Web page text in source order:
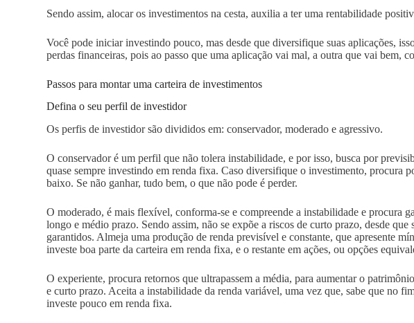
Sendo assim, alocar os investimentos na cesta, auxilia a ter uma rentabilidade
Você pode iniciar investindo pouco, mas desde que diversifique suas aplicações,
perdas financeiras, pois ao passo que uma aplicação vai mal, a outra que vai bem,
Passos para montar uma carteira de investimentos
Defina o seu perfil de investidor
Os perfis de investidor são divididos em: conservador, moderado e agressivo.
O conservador é um perfil que não tolera instabilidade, e por isso, busca por
quase sempre investindo em renda fixa. Caso diversifique o investimento, procura
baixo. Se não ganhar, tudo bem, o que não pode é perder.
O moderado, é mais flexível, conforma-se e compreende a instabilidade e procura
longo e médio prazo. Sendo assim, não se expõe a riscos de curto prazo, desde
garantidos. Almeja uma produção de renda previsível e constante, que apresente
investe boa parte da carteira em renda fixa, e o restante em ações, ou opções
O experiente, procura retornos que ultrapassem a média, para aumentar o
e curto prazo. Aceita a instabilidade da renda variável, uma vez que, sabe que no
investe pouco em renda fixa.